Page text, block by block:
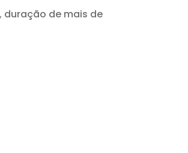
duração de mais de